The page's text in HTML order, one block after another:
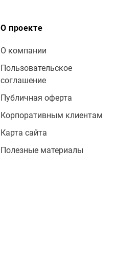
О проекте
О компании
Пользовательское
соглашение
Публичная оферта
Корпоративным клиентам
Карта сайта
Полезные материалы